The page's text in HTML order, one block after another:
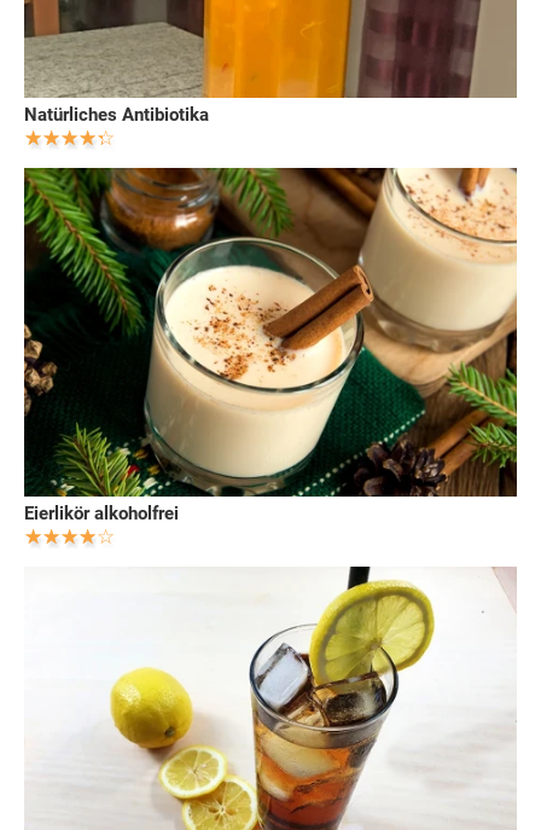
Natürliches Antibiotika
Eierlikör alkoholfrei